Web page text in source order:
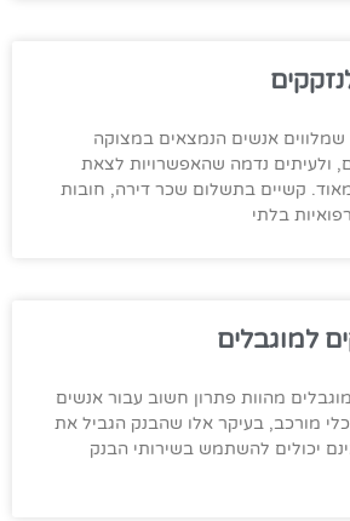
שמלווים אנשים הנמצאים במצוקה
ולעיתים נדמה שהאפשרויות לצאת
קשיים בתשלום שכר דירה, חובות
בלתי
למוגבלים
מהוות פתרון חשוב עבור אנשים
מורכב, בעיקר אלו שהבנק הגביל את
יכולים להשתמש בשירותי הבנק